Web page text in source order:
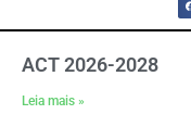
ACT 2026-2028
Leia mais »